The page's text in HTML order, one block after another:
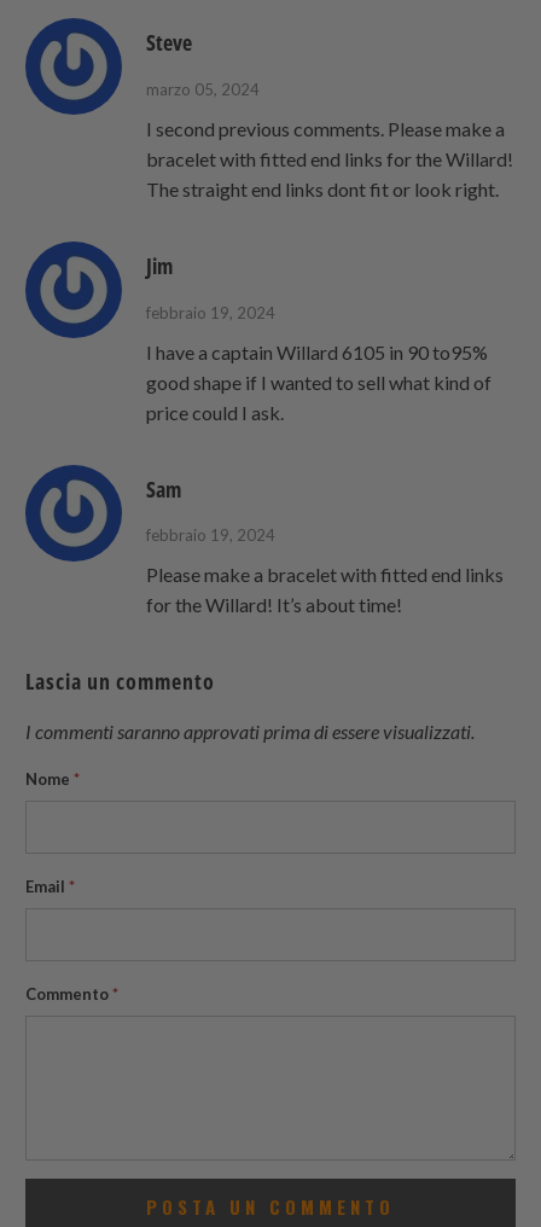
Steve
marzo 05, 2024
I second previous comments. Please make a
bracelet with fitted end links for the Willard!
The straight end links dont fit or look right.
Jim
febbraio 19, 2024
I have a captain Willard 6105 in 90 to95%
good shape if I wanted to sell what kind of
price could I ask.
Sam
febbraio 19, 2024
Please make a bracelet with fitted end links
for the Willard! It’s about time!
Lascia un commento
I commenti saranno approvati prima di essere visualizzati.
Nome *
Email *
Commento *